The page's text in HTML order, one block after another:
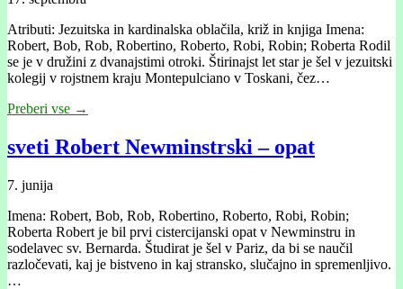
Atributi: Jezuitska in kardinalska oblačila, križ in knjiga Imena:
Robert, Bob, Rob, Robertino, Roberto, Robi, Robin; Roberta Rodil
se je v družini z dvanajstimi otroki. Štirinajst let star je šel v jezuitski
kolegij v rojstnem kraju Montepulciano v Toskani, čez…
Preberi vse →
sveti Robert Newminstrski – opat
7. junija
Imena: Robert, Bob, Rob, Robertino, Roberto, Robi, Robin;
Roberta Robert je bil prvi cistercijanski opat v Newminstru in
sodelavec sv. Bernarda. Študirat je šel v Pariz, da bi se naučil
razločevati, kaj je bistveno in kaj stransko, slučajno in spremenljivo.
…